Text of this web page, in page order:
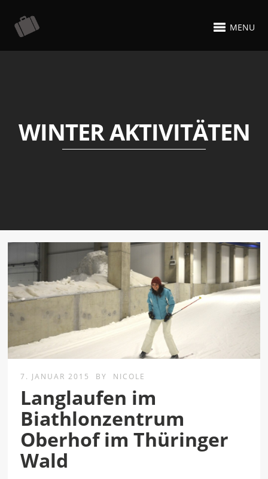
MENU
WINTER AKTIVITÄTEN
7. JANUAR 2015 BY NICOLE
Langlaufen im
Biathlonzentrum
Oberhof im Thüringer
Wald